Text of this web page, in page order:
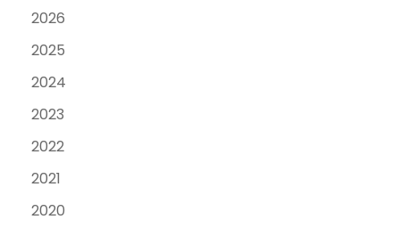
2026
2025
2024
2023
2022
2021
2020